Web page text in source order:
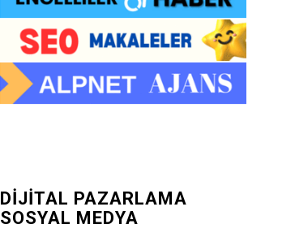
DİJİTAL PAZARLAMA
SOSYAL MEDYA